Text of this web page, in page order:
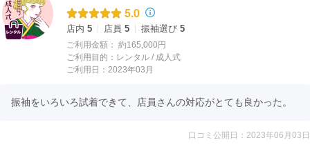
5.0
店内 5 店員 5 振袖選び 5
ご利用金額： 約165,000円
ご利用目的： レンタル / 成人式
ご利用日：2023年03月
振袖をいろいろ試着できて、店員さんの対応がとても良かった。
口コミ公開日：2023年06月03日